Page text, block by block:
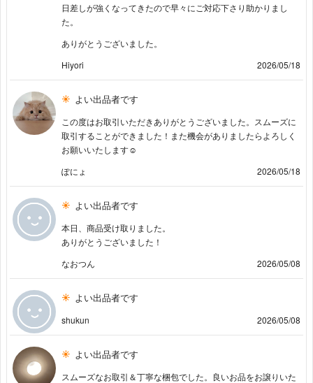
日差しが強くなってきたので早々にご対応下さり助かりまし
た。
ありがとうございました。
Hiyori
2026/05/18
よい出品者です
この度はお取引いただきありがとうございました。スムーズに
取引することができました！また機会がありましたらよろしく
お願いいたします☺︎
ぽにょ
2026/05/18
よい出品者です
本日、商品受け取りました。
ありがとうございました！
なおつん
2026/05/08
よい出品者です
shukun 2026/05/08
よい出品者です
スムーズなお取引＆丁寧な梱包でした。良いお品をお譲りいた